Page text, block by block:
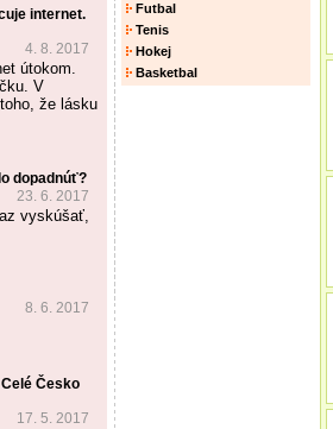
internet.
4. 8. 2017
útokom.
V
že lásku
dopadnúť?
23. 6. 2017
vyskúšať,
8. 6. 2017
Česko
17. 5. 2017
Futbal
Tenis
Hokej
Basketbal